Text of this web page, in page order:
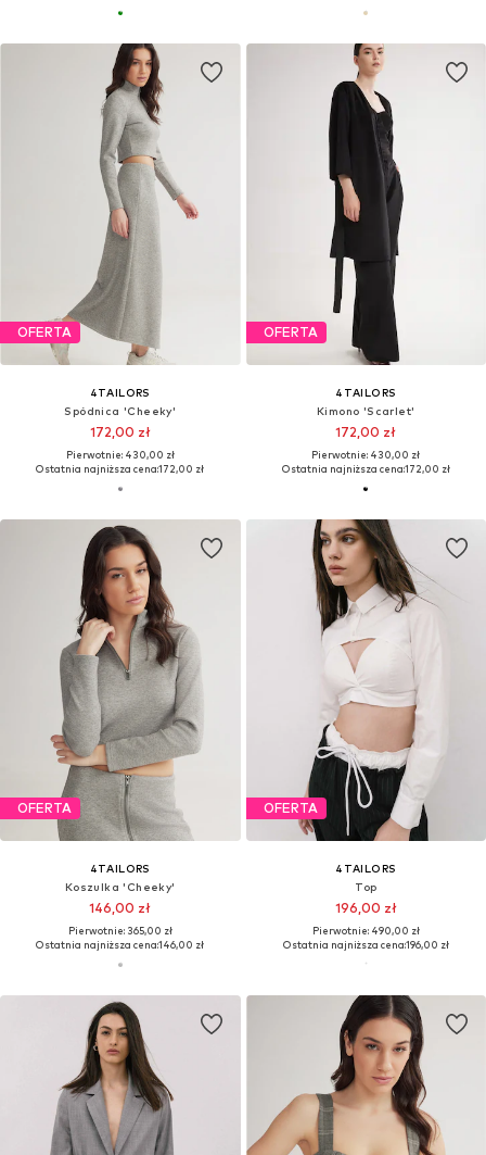
OFERTA
4TAILORS
Spódnica 'Cheeky'
172,00 zł
Pierwotnie: 430,00 zł
Ostatnia najniższa cena:172,00 zł
OFERTA
4TAILORS
Kimono 'Scarlet'
172,00 zł
Pierwotnie: 430,00 zł
Ostatnia najniższa cena:172,00 zł
OFERTA
4TAILORS
Koszulka 'Cheeky'
146,00 zł
Pierwotnie: 365,00 zł
Ostatnia najniższa cena:146,00 zł
OFERTA
4TAILORS
Top
196,00 zł
Pierwotnie: 490,00 zł
Ostatnia najniższa cena:196,00 zł